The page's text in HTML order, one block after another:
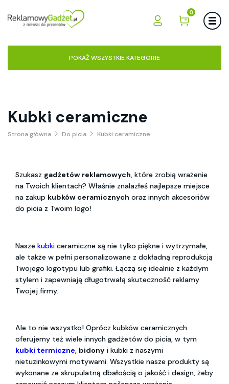
0
POKAŻ WSZYSTKIE KATEGORIE
Kubki ceramiczne
Strona główna Do picia Kubki ceramiczne
Szukasz gadżetów reklamowych, które zrobią wrażenie
na Twoich klientach? Właśnie znalazłeś najlepsze miejsce
na zakup kubków ceramicznych oraz innych akcesoriów
do picia z Twoim logo!
Nasze kubki ceramiczne są nie tylko piękne i wytrzymałe,
ale także w pełni personalizowane z dokładną reprodukcją
Twojego logotypu lub grafiki. Łączą się idealnie z każdym
stylem i zapewniają długotrwałą skuteczność reklamy
Twojej firmy.
Ale to nie wszystko! Oprócz kubków ceramicznych
oferujemy też wiele innych gadżetów do picia, w tym
kubki termiczne, bidony i kubki z naszymi
nietuzinkowymi motywami. Wszystkie nasze produkty są
wykonane ze skrupulatną dbałością o jakość i design, żeby